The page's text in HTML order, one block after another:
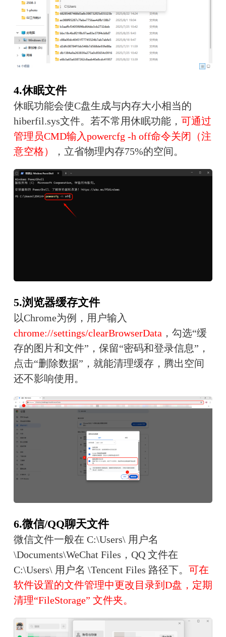
4.休眠文件
休眠功能会使C盘生成与内存大小相当的
hiberfil.sys文件。若不常用休眠功能， 可通过
管理员CMD输入powercfg -h off命令关闭（注
意空格）
，立省物理内存75%的空间。
5.浏览器缓存文件
以Chrome为例，用户输入
chrome://settings/clearBrowserData ，勾选“缓
存的图片和文件”，保留“密码和登录信息”，
点击“删除数据”，就能清理缓存，腾出空间
还不影响使用。
6.微信/QQ聊天文件
微信文件一般在 C:\Users\ 用户名
\Documents\WeChat Files，QQ 文件在
C:\Users\ 用户名 \Tencent Files 路径下。 可在
软件设置的文件管理中更改目录到D盘，定期
清理“FileStorage” 文件夹。